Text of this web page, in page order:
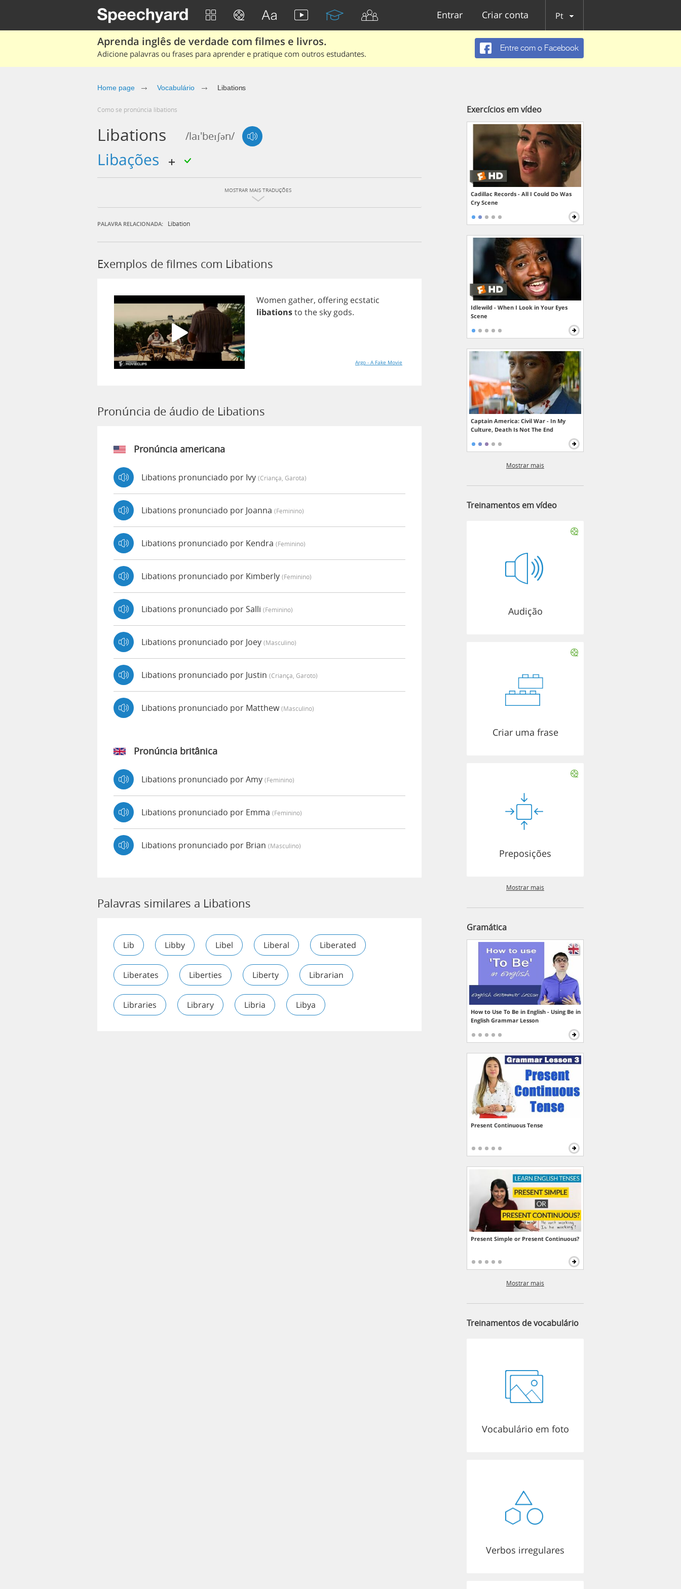
Entrar Criar conta Pt
Aprenda inglês de verdade com filmes e livros.
Adicione palavras ou frases para aprender e pratique com outros estudantes.
Entre com o Facebook
Home page Vocabulário Libations
Como se pronúncia libations
Libations /laɪ'beɪʃən/
libações
MOSTRAR MAIS TRADUÇÕES
PALAVRA RELACIONADA: Libation
Exemplos de filmes com Libations
Women gather, offering ecstatic
libationsto the sky gods.
Argo - A Fake Movie
Pronúncia de áudio de Libations
Pronúncia americana
Libations pronunciado por Ivy (criança, Garota)
Libations pronunciado por Joanna (feminino)
Libations pronunciado por Kendra (feminino)
Libations pronunciado por Kimberly (feminino)
Libations pronunciado por Salli (feminino)
Libations pronunciado por Joey (masculino)
Libations pronunciado por Justin (criança, Garoto)
Libations pronunciado por Matthew(masculino)
Pronúncia britânica
Libations pronunciado por Amy (feminino)
Libations pronunciado por Emma (feminino)
Libations pronunciado por Brian (masculino)
Palavras similares a Libations
Lib Libby Libel Liberal Liberated
Liberates Liberties Liberty Librarian
Libraries Library Libria Libya
Exercícios em vídeo
Cadillac Records - All I Could Do Was
Cry Scene
Idlewild - When I Look in Your Eyes
Scene
Captain America: Civil War - In My
Culture, Death Is Not The End
Mostrar mais
Treinamentos em vídeo
Audição
Criar uma frase
Preposições
Mostrar mais
Gramática
How to Use To Be in English - Using Be in
English Grammar Lesson
Present Continuous Tense
Present Simple or Present Continuous?
Mostrar mais
Treinamentos de vocabulário
Vocabulário em foto
Verbos irregulares